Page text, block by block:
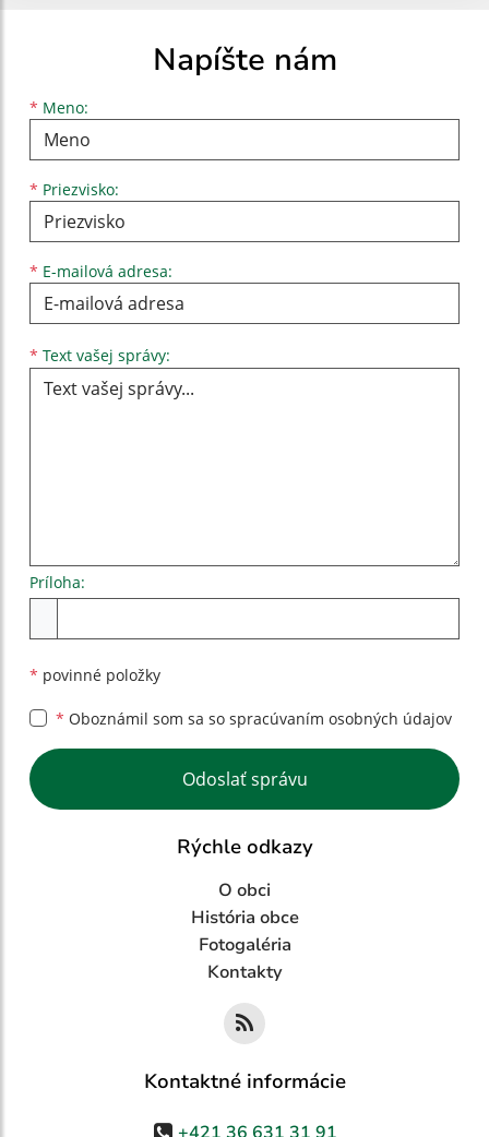
Napíšte nám
* Meno:
Meno
* Priezvisko:
Priezvisko
* E-mailová adresa:
E-mailová adresa
* Text vašej správy:
Príloha:
* povinné položky
* Oboznámil som sa so spracúvaním osobných údajov
Google reCaptcha Response
Odoslať správu
Rýchle odkazy
O obci
História obce
Fotogaléria
Kontakty
Kontaktné informácie